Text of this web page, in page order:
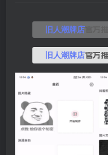
旧人潮牌店官方推
旧人潮牌店官方